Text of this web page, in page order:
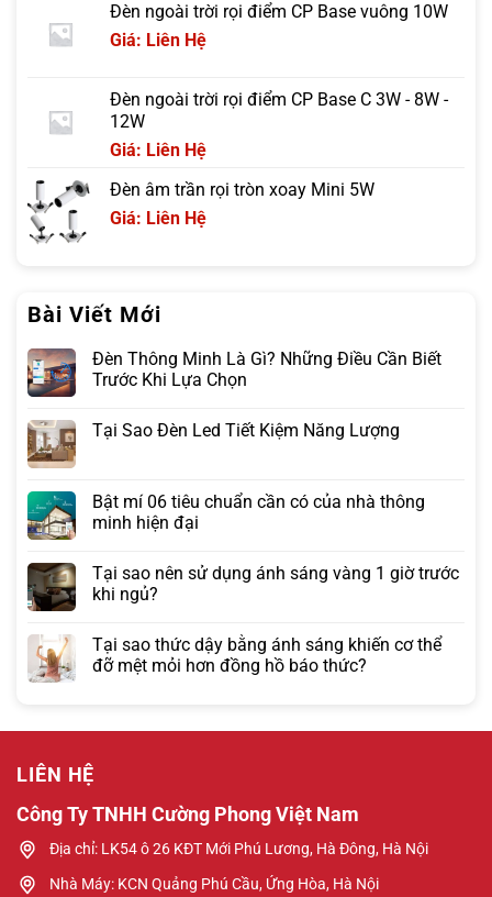
Đèn ngoài trời rọi điểm CP Base vuông 10W
Giá: Liên Hệ
Đèn ngoài trời rọi điểm CP Base C 3W - 8W -
12W
Giá: Liên Hệ
Đèn âm trần rọi tròn xoay Mini 5W
Giá: Liên Hệ
Bài Viết Mới
Đèn Thông Minh Là Gì? Những Điều Cần Biết
Trước Khi Lựa Chọn
Tại Sao Đèn Led Tiết Kiệm Năng Lượng
Bật mí 06 tiêu chuẩn cần có của nhà thông
minh hiện đại
Tại sao nên sử dụng ánh sáng vàng 1 giờ trước
khi ngủ?
Tại sao thức dậy bằng ánh sáng khiến cơ thể
đỡ mệt mỏi hơn đồng hồ báo thức?
LIÊN HỆ
Công Ty TNHH Cường Phong Việt Nam
Địa chỉ: LK54 ô 26 KĐT Mới Phú Lương, Hà Đông, Hà Nội
Nhà Máy: KCN Quảng Phú Cầu, Ứng Hòa, Hà Nội